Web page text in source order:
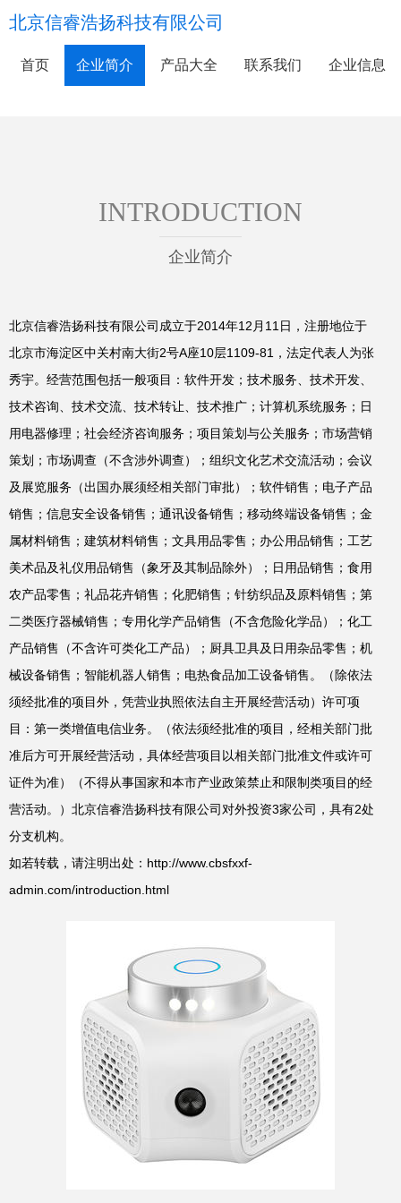
北京信睿浩扬科技有限公司
首页 企业简介 产品大全 联系我们 企业信息
INTRODUCTION
企业简介
北京信睿浩扬科技有限公司成立于2014年12月11日，注册地位于
北京市海淀区中关村南大街2号A座10层1109-81，法定代表人为张
秀宇。经营范围包括一般项目：软件开发；技术服务、技术开发、
技术咨询、技术交流、技术转让、技术推广；计算机系统服务；日
用电器修理；社会经济咨询服务；项目策划与公关服务；市场营销
策划；市场调查（不含涉外调查）；组织文化艺术交流活动；会议
及展览服务（出国办展须经相关部门审批）；软件销售；电子产品
销售；信息安全设备销售；通讯设备销售；移动终端设备销售；金
属材料销售；建筑材料销售；文具用品零售；办公用品销售；工艺
美术品及礼仪用品销售（象牙及其制品除外）；日用品销售；食用
农产品零售；礼品花卉销售；化肥销售；针纺织品及原料销售；第
二类医疗器械销售；专用化学产品销售（不含危险化学品）；化工
产品销售（不含许可类化工产品）；厨具卫具及日用杂品零售；机
械设备销售；智能机器人销售；电热食品加工设备销售。（除依法
须经批准的项目外，凭营业执照依法自主开展经营活动）许可项
目：第一类增值电信业务。（依法须经批准的项目，经相关部门批
准后方可开展经营活动，具体经营项目以相关部门批准文件或许可
证件为准）（不得从事国家和本市产业政策禁止和限制类项目的经
营活动。）北京信睿浩扬科技有限公司对外投资3家公司，具有2处
分支机构。
如若转载，请注明出处：http://www.cbsfxxf-
admin.com/introduction.html